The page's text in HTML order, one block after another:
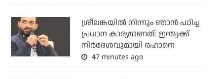
ശ്രീലങ്കയില്‍ നിന്നും ഞാന്‍ പഠിച്ച
പ്രധാന കാര്യമാണത്: ഇന്ത്യക്ക്
നിര്‍ദേശവുമായി രഹാനെ
47 minutes ago